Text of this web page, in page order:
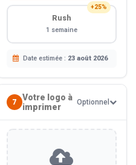
+25%
Rush
1 semaine
Date estimée : 23 août 2026
7
Votre logo à
imprimer
Optionnel